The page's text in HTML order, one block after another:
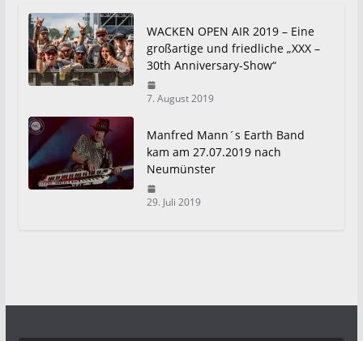
WACKEN OPEN AIR 2019 – Eine
großartige und friedliche „XXX –
30th Anniversary-Show“
7. August 2019
Manfred Mann´s Earth Band
kam am 27.07.2019 nach
Neumünster
29. Juli 2019